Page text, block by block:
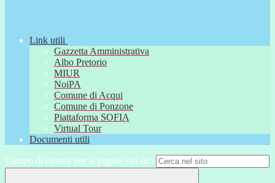
Link utili
Gazzetta Amministrativa
Albo Pretorio
MIUR
NoiPA
Comune di Acqui
Comune di Ponzone
Piattaforma SOFIA
Virtual Tour
Documenti utili
Campo di ricerca per le pagine del sito